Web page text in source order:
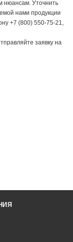
нюансам. Уточнить
нами продукции
+7 (800) 550-75-21,
заявку на